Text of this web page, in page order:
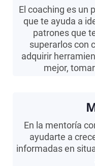
El coaching es un
que te ayuda a
patrones que
superarlos con
adquirir
mejor,
En la mentoría
ayudarte a
informadas en